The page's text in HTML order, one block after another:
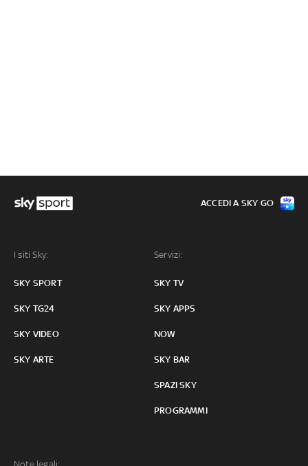
I siti Sky:
SKY SPORT
SKY TG24
SKY VIDEO
SKY ARTE
Servizi:
SKY TV
SKY APPS
NOW
SKY BAR
SPAZI SKY
PROGRAMMI
ACCEDI A SKY GO